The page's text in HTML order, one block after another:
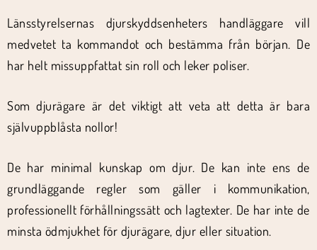
Länsstyrelsernas djurskyddsenheters handläggare vill
medvetet ta kommandot och bestämma från början. De
har helt missuppfattat sin roll och leker poliser.
Som djurägare är det viktigt att veta att detta är bara
självuppblåsta nollor!
De har minimal kunskap om djur. De kan inte ens de
grundläggande regler som gäller i kommunikation,
professionellt förhållningssätt och lagtexter. De har inte de
minsta ödmjukhet för djurägare, djur eller situation.